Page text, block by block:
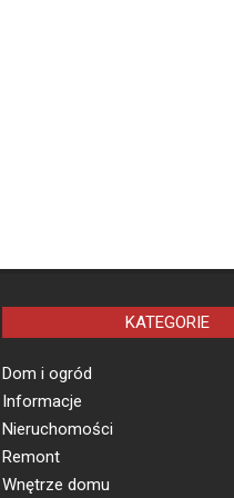
KATEGORIE
Dom i ogród
Informacje
Nieruchomości
Remont
Wnętrze domu